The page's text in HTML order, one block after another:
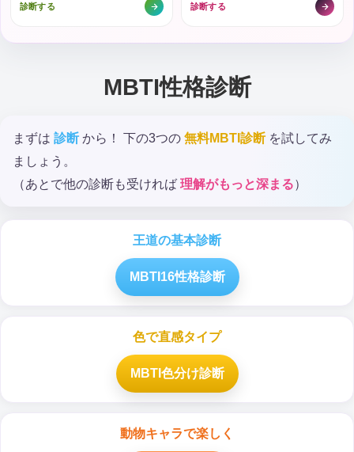
診断する 診断する
MBTI性格診断
まずは 診断 から！ 下の3つの 無料MBTI診断を試してみ
ましょう。
（あとで他の診断も受ければ 理解がもっと深まる）
王道の基本診断
MBTI16性格診断
色で直感タイプ
MBTI色分け診断
動物キャラで楽しく